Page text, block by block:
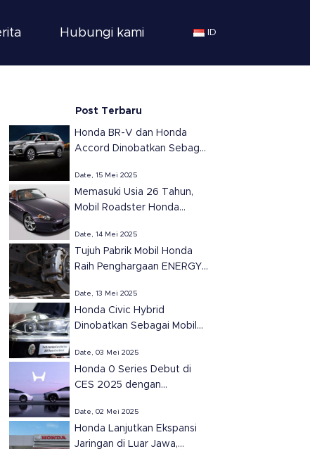
Hubungi kami ID
Post Terbaru
Honda BR-V dan Honda
Accord Dinobatkan Sebagai
Tahun 2025 di Meksiko
versi Automovil
Panamericano
Date, 15 Mei 2025
Memasuki Usia 26 Tahun,
Mobil Roadster Honda
Populer
Date, 14 Mei 2025
Tujuh Pabrik Mobil Honda
Raih Penghargaan ENERGY
Efisiensi Energi di Amerika
Serikat
Date, 13 Mei 2025
Honda Civic Hybrid
Dinobatkan Sebagai Mobil
2025.
Date, 03 Mei 2025
Honda 0 Series Debut di
CES 2025 dengan
Date, 02 Mei 2025
Honda Lanjutkan Ekspansi
Jaringan di Luar Jawa,